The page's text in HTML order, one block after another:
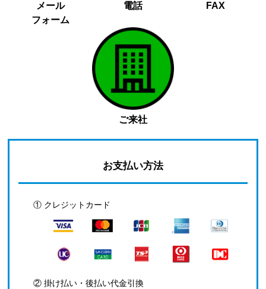
メール
フォーム
電話 FAX
ご来社
お支払い方法
① クレジットカード
② 掛け払い・後払い代金引換